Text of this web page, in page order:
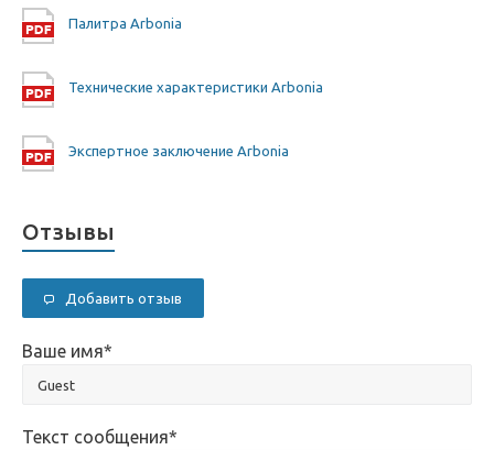
Палитра Arbonia
Технические характеристики Arbonia
Экспертное заключение Arbonia
Отзывы
Добавить отзыв
Ваше имя*
Текст сообщения*